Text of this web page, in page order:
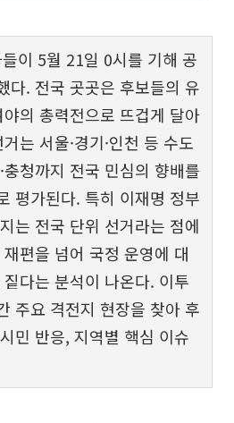
이 5월 21일 0시를 기해 공
다. 전국 곳곳은 후보들의 유
의 총력전으로 뜨겁게 달아
는 서울·경기·인천 등 수도
충청까지 전국 민심의 향배를
평가된다. 특히 이재명 정부
는 전국 단위 선거라는 점에
편을 넘어 국정 운영에 대
다는 분석이 나온다. 이투
주요 격전지 현장을 찾아 후
민 반응, 지역별 핵심 이슈